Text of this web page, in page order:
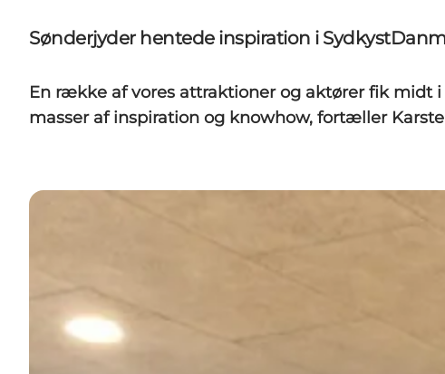
Billeddatabase
Sønderjyder hentede inspiration i
En række af vores attraktioner og aktører fik midt
masser af inspiration og knowhow, fortæller